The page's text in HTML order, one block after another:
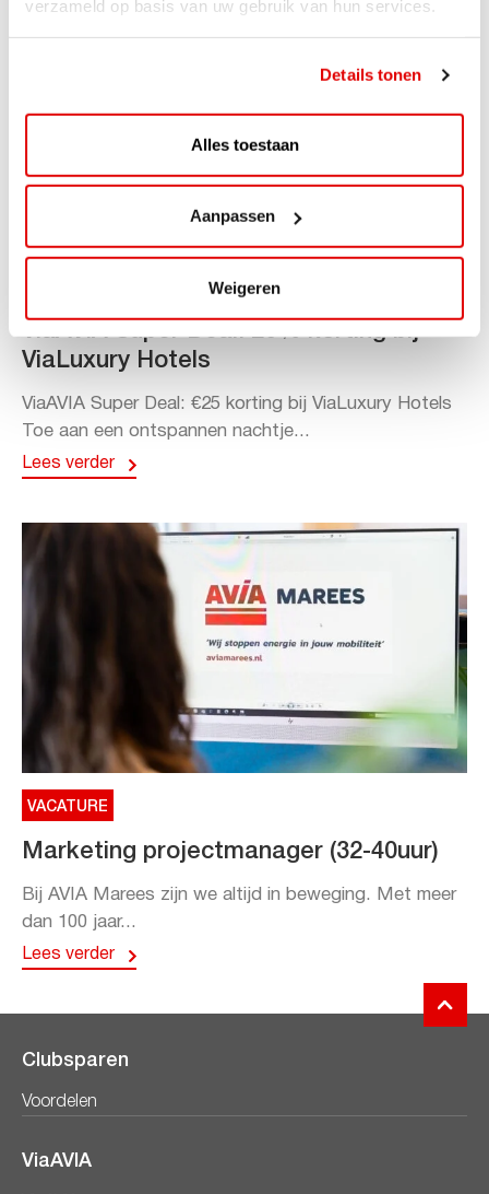
verzameld op basis van uw gebruik van hun services.
Details tonen
Alles toestaan
Aanpassen
Weigeren
ViaLuxury Hotels
ViaAVIA Super Deal: €25 korting bij ViaLuxury Hotels
Toe aan een ontspannen nachtje...
Lees verder
VACATURE
Marketing projectmanager (32-40uur)
Bij AVIA Marees zijn we altijd in beweging. Met meer
dan 100 jaar...
Lees verder
Clubsparen
Voordelen
ViaAVIA